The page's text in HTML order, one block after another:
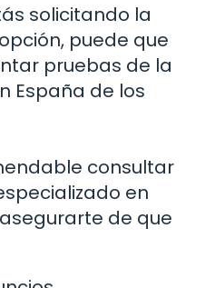
solicitando la
puede que
pruebas de la
España de los
consultar
en
de que